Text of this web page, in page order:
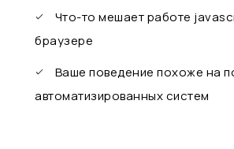
Что-то мешает работе
браузере
Ваше поведение похоже на
автоматизированных систем